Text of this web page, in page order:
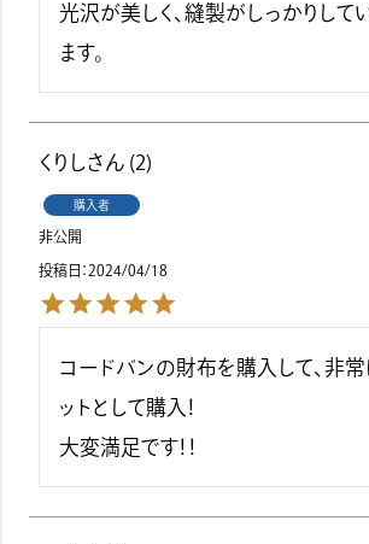
光沢が美しく、縫製がしっかりして
ます。
くりし 2
購入者
非公開
投稿日 2024/04/18
コードバンの財布を購入して、非
ットとして購入！
大変満足です！！